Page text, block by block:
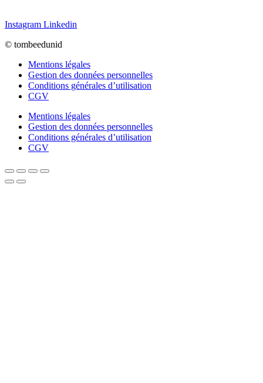
Instagram Linkedin
© tombeedunid
Mentions légales
Gestion des données personnelles
Conditions générales d’utilisation
CGV
Mentions légales
Gestion des données personnelles
Conditions générales d’utilisation
CGV